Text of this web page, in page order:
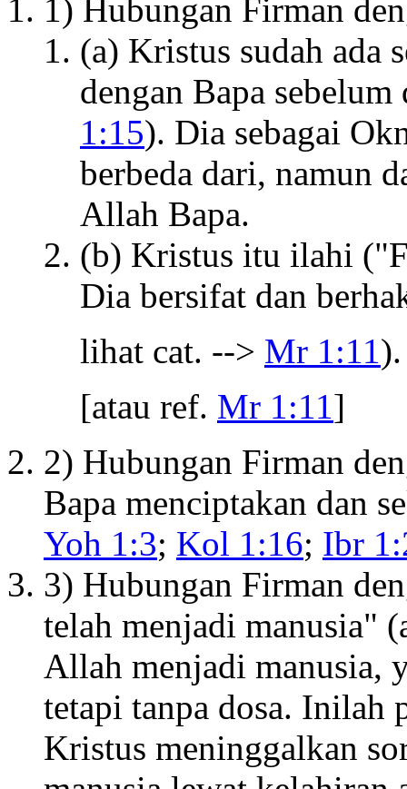
1) Hubungan Firman
(a) Kristus sudah ada
dengan Bapa
1:15). Dia sebagai
berbeda dari, namun
Allah Bapa.
(b) Kristus itu ilahi
Dia bersifat dan
lihat cat. --> Mr 1:11).
[atau ref. Mr 1:11]
2) Hubungan Firman
Bapa menciptakan dan
Yoh 1:3; Kol 1:16; Ibr
3) Hubungan Firman
telah menjadi manusia"
Allah menjadi manusia,
tetapi tanpa dosa. Inilah
Kristus meninggalkan